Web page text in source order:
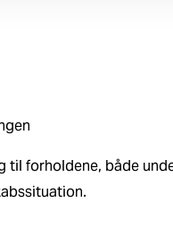
til forholdene, både